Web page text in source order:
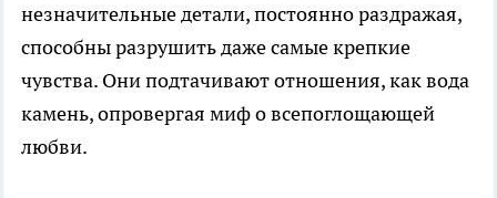
незначительные детали, постоянно раздражая,
способны разрушить даже самые крепкие
чувства. Они подтачивают отношения, как вода
камень, опровергая миф о всепоглощающей
любви.